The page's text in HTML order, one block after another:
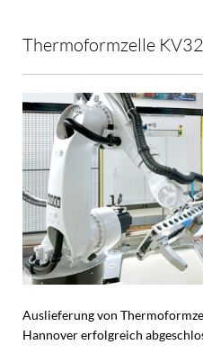
Thermoformzelle
Auslieferung von
Hannover erfolgreich